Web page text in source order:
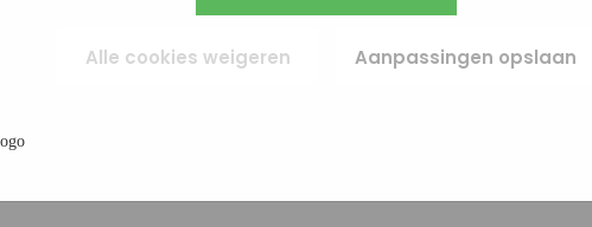
fiets blijft zitten? Of wat u moet doen wanneer u toch bent gevallen? En
veilig mogelijk op weg kunt gaan?
unieke code van je browser of apparaat gebruikt. Als je deze cookies weigert, zie je nog
advertenties maar die zijn minder relevant voor jou.
Alle cookies weigeren Aanpassingen opslaan